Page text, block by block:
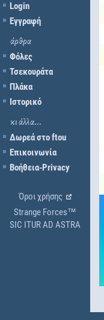
Login
Εγγραφή
άρθρα
Φόλες
Τσεκουράτα
Πλάκα
Ιστορικό
κι άλλα...
Δωρεά στο ftou
Επικοινωνία
Βοήθεια-Privacy
Όροι χρήσης
Strange Forces™
SIC ITUR AD ASTRA